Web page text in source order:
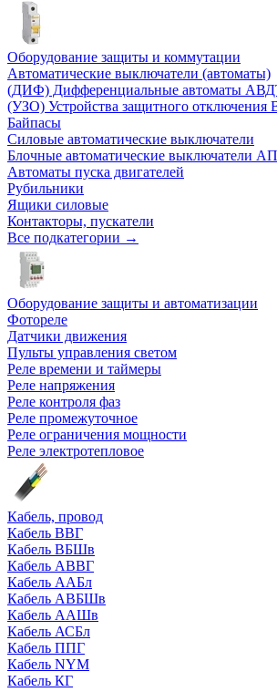
Оборудование защиты и коммутации
Автоматические выключатели (автоматы)
(ДИФ) Дифференциальные автоматы
(УЗО) Устройства защитного отключения
Байпасы
Силовые автоматические выключатели
Блочные автоматические выключатели
Автоматы пуска двигателей
Рубильники
Ящики силовые
Контакторы, пускатели
Все подкатегории →
Оборудование защиты и автоматизации
Фотореле
Датчики движения
Пульты управления светом
Реле времени и таймеры
Реле напряжения
Реле контроля фаз
Реле промежуточное
Реле ограничения мощности
Реле электротепловое
Кабель, провод
Кабель ВВГ
Кабель ВБШв
Кабель АВВГ
Кабель ААБл
Кабель АВБШв
Кабель ААШв
Кабель АСБл
Кабель ППГ
Кабель NYM
Кабель КГ